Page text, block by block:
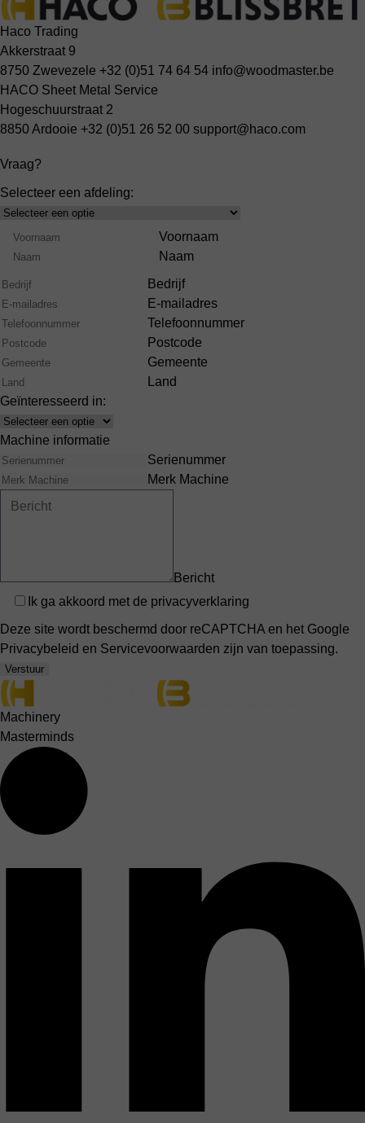
Haco Trading
Akkerstraat 9
8750 Zwevezele +32 (0)51 74 64 54 info@woodmaster.be
HACO Sheet Metal Service
Hogeschuurstraat 2
8850 Ardooie +32 (0)51 26 52 00 support@haco.com
Vraag?
Selecteer een afdeling:
Select
Product
Range
Naam
Voornaam
Naam
Bedrijf
E-mailadres
Telefoonnummer
Postcode
Gemeente
Land
Geïnteresseerd in:
Interests
Machine informatie
Serienummer
Merk Machine
Bericht
Privacy
Ik ga akkoord met de privacyverklaring
Deze site wordt beschermd door reCAPTCHA en het Google
Privacybeleid en Servicevoorwaarden zijn van toepassing.
Verstuur
Machinery
Masterminds